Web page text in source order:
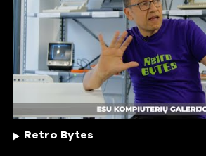
Retro Bytes